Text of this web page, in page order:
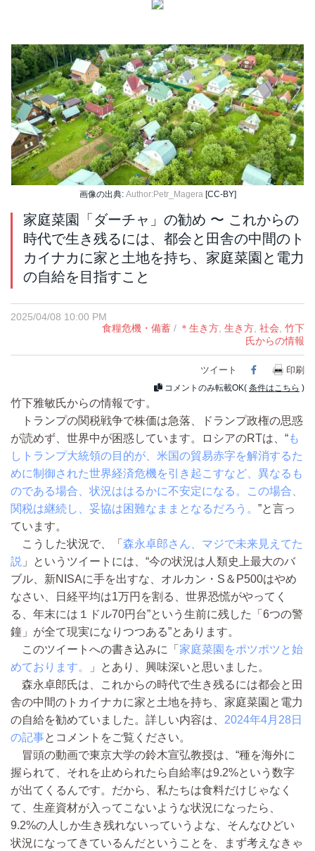
画像の出典: Author:Petr_Magera [CC-BY]
家庭菜園「ダーチャ」の勧め 〜 これからの
時代で生き残るには、都会と田舎の中間のト
カイナカに家と土地を持ち、家庭菜園と電力
の自給を目指すこと
2025/04/08 10:00 PM
食糧危機・備蓄 / ＊生き方 生き方 社会 竹下
氏からの情報
ツイート Facebook
印刷
コメントのみ転載OK( 条件はこちら )
竹下雅敏氏からの情報です。
トランプの関税戦争で株価は急落、ドランプ政権の思惑
が読めず、世界中が困惑しています。ロシアのRTは、“も
しトランプ大統領の目的が、米国の貿易赤字を解消するた
めに制御された世界経済危機を引き起こすなど、異なるも
のである場合、状況ははるかに不安定になる。この場合、
関税は継続し、妥協は困難なままとなるだろう。 ”と言っ
ています。
こうした状況で、「 森永卓郎さん、マジで未来見えてた
説 」というツイートには、“今の状況は人類史上最大のバ
ブル、新NISAに手を出すな、オルカン・S＆P500はやめ
なさい、日経平均は1万円を割る、世界恐慌がやってく
る、年末には１ドル70円台”という生前に残した「6つの警
鐘」が全て現実になりつつある”とあります。
このツイートへの書き込みに「 家庭菜園をポツポツと始
めております。
」とあり、興味深いと思いました。
森永卓郎氏は、これからの時代で生き残るには都会と田
舎の中間のトカイナカに家と土地を持ち、家庭菜園と電力
の自給を勧めていました。詳しい内容は、 2024年4月28日
の記事とコメントをご覧ください。
冒頭の動画で東京大学の鈴木宣弘教授は、“種を海外に
握られて、それを止められたら自給率は9.2%という数字
が出てくるんです。だから、私たちは食料だけじゃなく
て、生産資材が入ってこないような状況になったら、
9.2%の人しか生き残れないっていうよな、そんなひどい
状況になってきているんだということを、まず考えなきゃ